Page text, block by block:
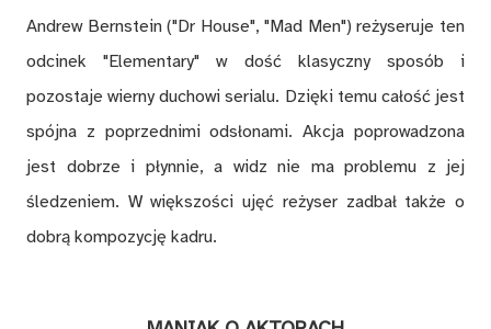
Andrew Bernstein ("Dr House", "Mad Men") reżyseruje ten
odcinek "Elementary" w dość klasyczny sposób i
pozostaje wierny duchowi serialu. Dzięki temu całość jest
spójna z poprzednimi odsłonami. Akcja poprowadzona
jest dobrze i płynnie, a widz nie ma problemu z jej
śledzeniem. W większości ujęć reżyser zadbał także o
dobrą kompozycję kadru.